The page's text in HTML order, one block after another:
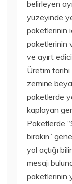
belirleyen
yüzeyinde
paketlerinin
paketlerinin
ve ayırt
Üretim tarihi
zemine
paketlerde
kaplayan
Paketlerde
bırakın”
yol açtığı
mesajı
paketlerinin